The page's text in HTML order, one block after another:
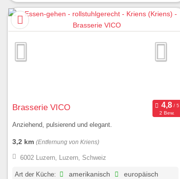
Brasserie VICO
2 Bew.
Anziehend, pulsierend und elegant.
3,2 km (Entfernung von Kriens)
6002 Luzern, Luzern, Schweiz
Art der Küche: amerikanisch
europäisch